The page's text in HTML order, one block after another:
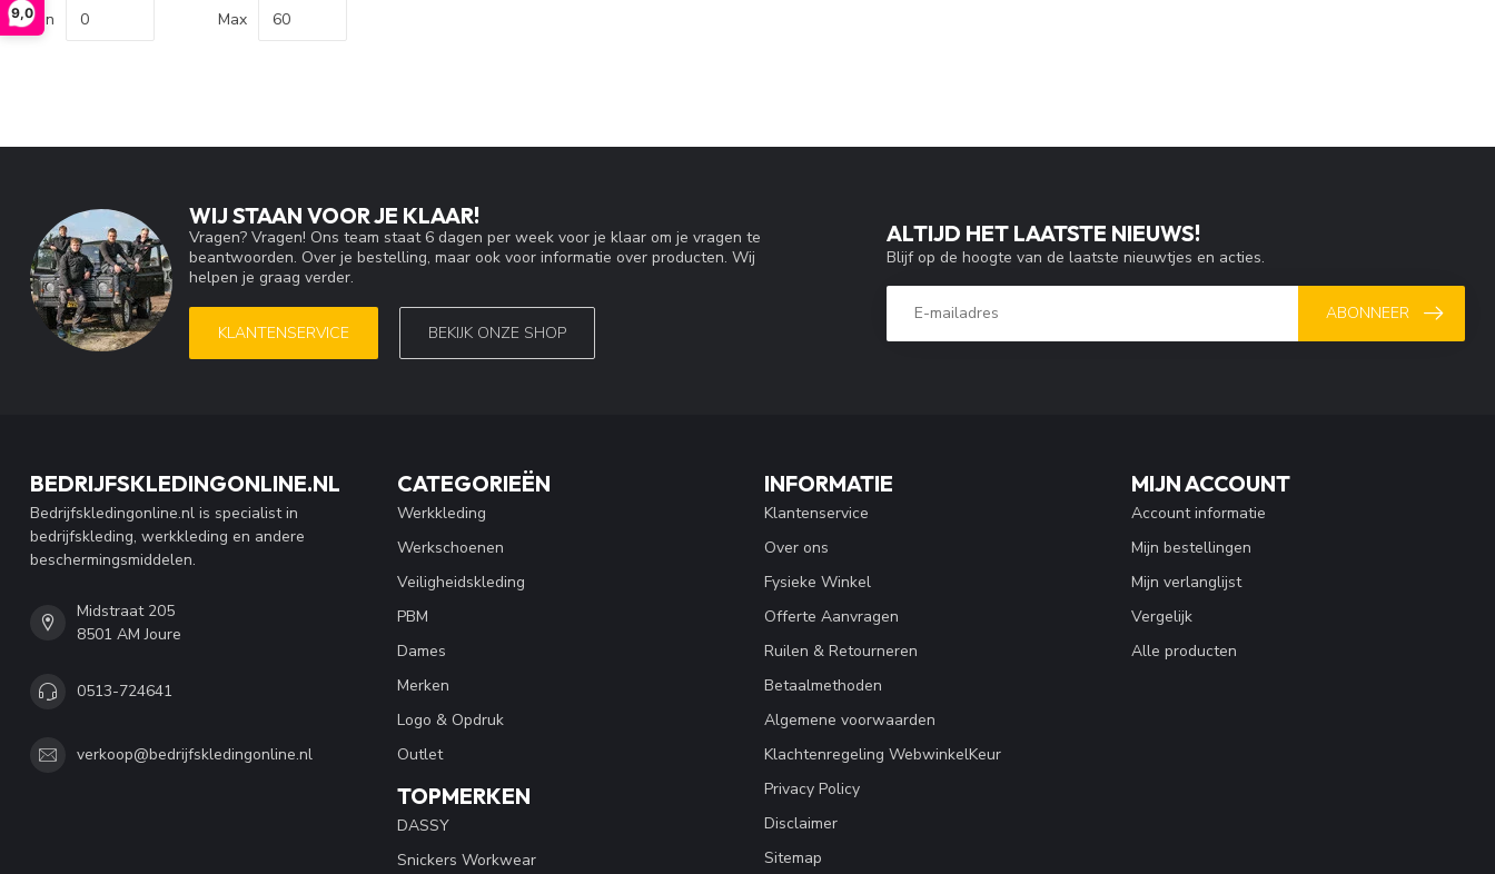
9,0Min Max
WIJ STAAN VOOR JE KLAAR!
Vragen? Vragen! Ons team staat 6 dagen per week voor je klaar om je vragen te
beantwoorden. Over je bestelling, maar ook voor informatie over producten. Wij
helpen je graag verder.
KLANTENSERVICE BEKIJK ONZE SHOP
ALTIJD HET LAATSTE NIEUWS!
Blijf op de hoogte van de laatste nieuwtjes en acties.
ABONNEER
BEDRIJFSKLEDINGONLINE.NL
Bedrijfskledingonline.nl is specialist in
bedrijfskleding, werkkleding en andere
beschermingsmiddelen.
Midstraat 205
8501 AM Joure
0513-724641
verkoop@bedrijfskledingonline.nl
CATEGORIEËN
Werkkleding
Werkschoenen
Veiligheidskleding
PBM
Dames
Merken
Logo & Opdruk
Outlet
TOPMERKEN
DASSY
Snickers Workwear
INFORMATIE
Klantenservice
Over ons
Fysieke Winkel
Offerte Aanvragen
Ruilen & Retourneren
Betaalmethoden
Algemene voorwaarden
Klachtenregeling WebwinkelKeur
Privacy Policy
Disclaimer
Sitemap
MIJN ACCOUNT
Account informatie
Mijn bestellingen
Mijn verlanglijst
Vergelijk
Alle producten